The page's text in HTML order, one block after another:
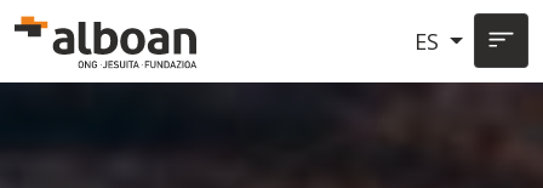
Pasar al contenido principal
ES